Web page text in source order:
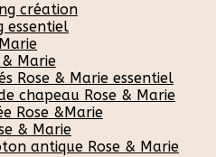
création
essentiel
& Marie
Rose & Marie essentiel
chapeau Rose & Marie
Rose &Marie
& Marie
antique Rose & Marie